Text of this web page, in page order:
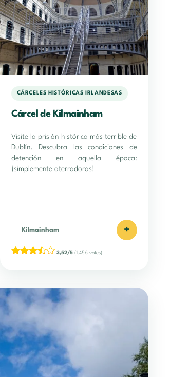
CÁRCELES HISTÓRICAS IRLANDESAS
Cárcel de Kilmainham
Visite la prisión histórica más terrible de
Dublín. Descubra las condiciones de
detención en aquella época:
¡simplemente aterradoras!
Kilmainham +
3,52/5(1.456 votes)